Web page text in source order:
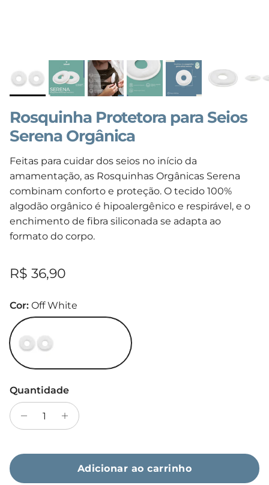
Rosquinha Protetora para Seios
Serena Orgânica
Feitas para cuidar dos seios no início da
amamentação, as Rosquinhas Orgânicas Serena
combinam conforto e proteção. O tecido 100%
algodão orgânico é hipoalergênico e respirável, e o
enchimento de fibra siliconada se adapta ao
formato do corpo.
Preço normal
R$ 36,90
Cor: Off White
Off White
Quantidade
Adicionar ao carrinho